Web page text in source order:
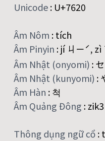
Unicode: U+7620
Âm Nôm :tích
Âm Pinyin :jí ㄐㄧˊ, zì
Âm Nhật (onyomi) :
Âm Nhật (kunyomi) :
Âm Hàn :척
Âm Quảng Đông :zik3
Thông dụng ngữ cổ :